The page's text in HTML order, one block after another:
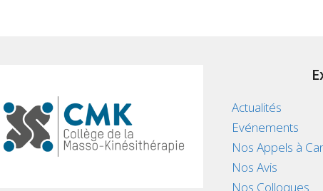
Actualités
Evénements
Nos Appels à
Nos Avis
Nos Colloques